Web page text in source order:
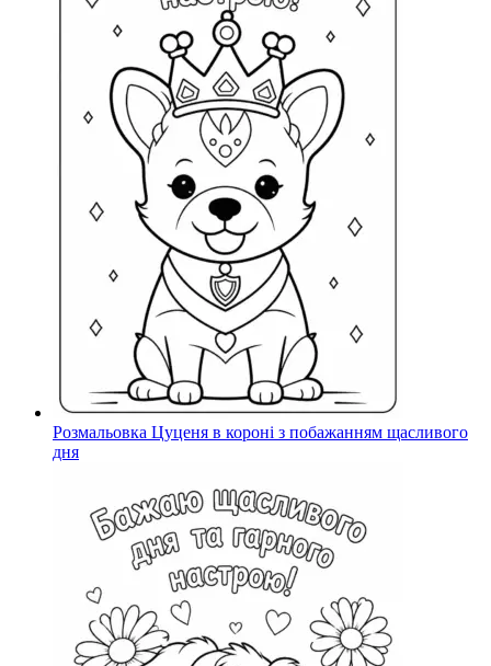
Розмальовка Цуценя в короні з побажанням щасливого
дня